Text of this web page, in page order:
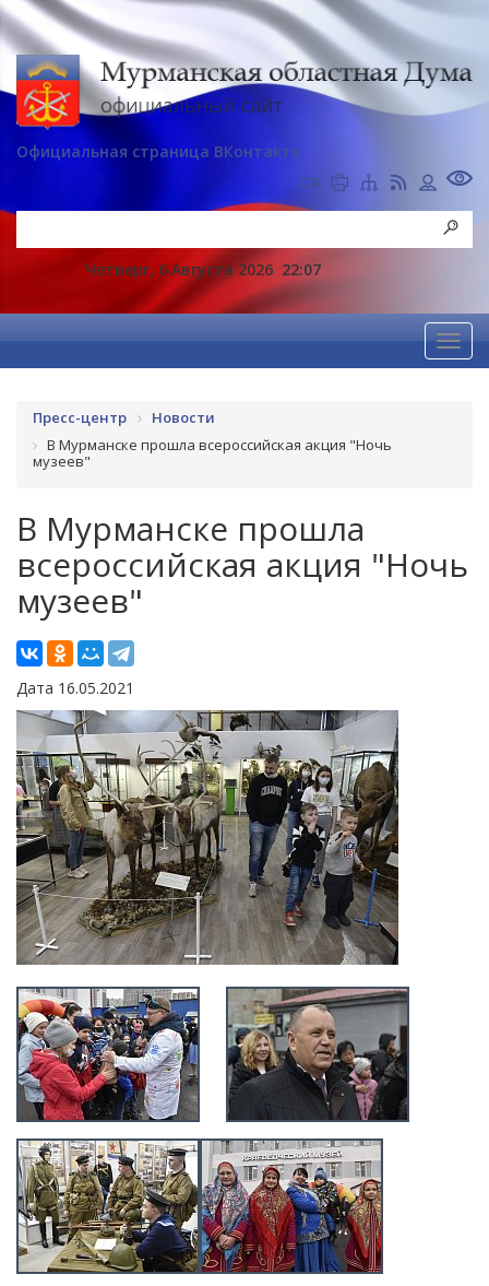
Официальная страница ВКонтакте
Четверг, 6 Августа 2026 22:07
Пресс-центр
Новости
В Мурманске прошла всероссийская акция "Ночь
музеев"
В Мурманске прошла
всероссийская акция "Ночь
музеев"
Дата 16.05.2021